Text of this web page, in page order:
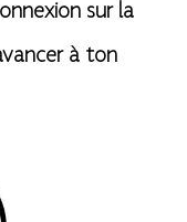
sur la
à ton